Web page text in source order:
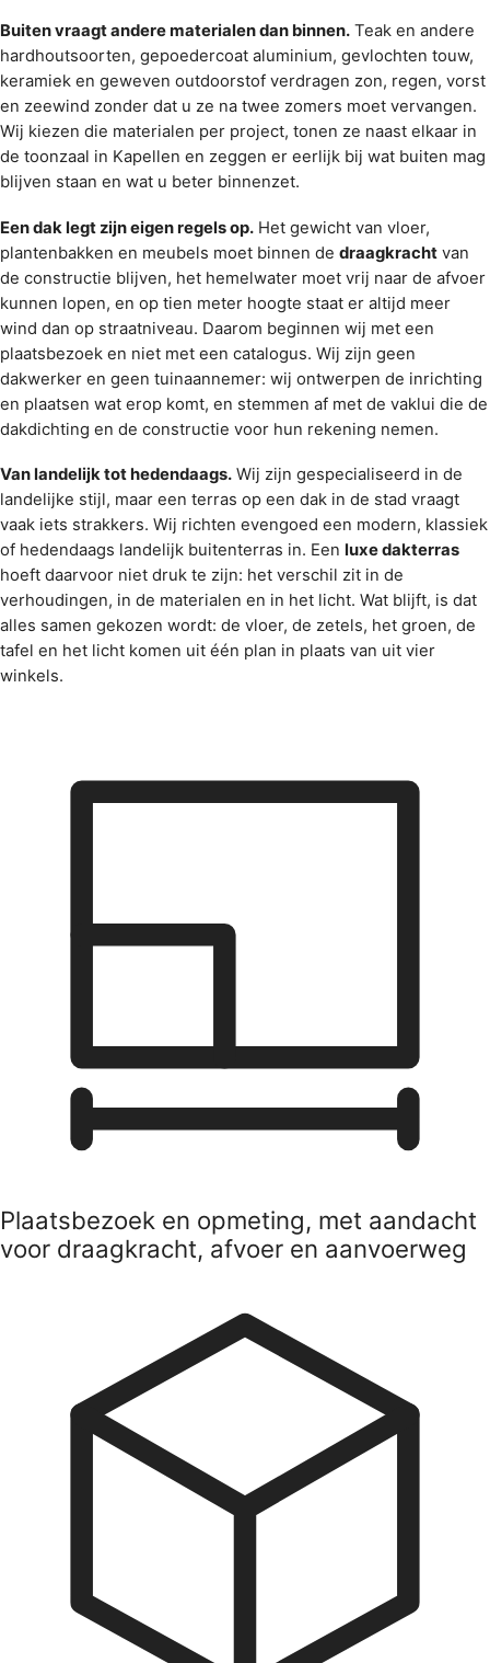
Buiten vraagt andere materialen dan binnen. Teak en andere
hardhoutsoorten, gepoedercoat aluminium, gevlochten touw,
keramiek en geweven outdoorstof verdragen zon, regen, vorst
en zeewind zonder dat u ze na twee zomers moet vervangen.
Wij kiezen die materialen per project, tonen ze naast elkaar in
de toonzaal in Kapellen en zeggen er eerlijk bij wat buiten mag
blijven staan en wat u beter binnenzet.
Een dak legt zijn eigen regels op. Het gewicht van vloer,
plantenbakken en meubels moet binnen de draagkracht van
de constructie blijven, het hemelwater moet vrij naar de afvoer
kunnen lopen, en op tien meter hoogte staat er altijd meer
wind dan op straatniveau. Daarom beginnen wij met een
plaatsbezoek en niet met een catalogus. Wij zijn geen
dakwerker en geen tuinaannemer: wij ontwerpen de inrichting
en plaatsen wat erop komt, en stemmen af met de vaklui die de
dakdichting en de constructie voor hun rekening nemen.
Van landelijk tot hedendaags. Wij zijn gespecialiseerd in de
landelijke stijl, maar een terras op een dak in de stad vraagt
vaak iets strakkers. Wij richten evengoed een modern, klassiek
of hedendaags landelijk buitenterras in. Een luxe dakterras
hoeft daarvoor niet druk te zijn: het verschil zit in de
verhoudingen, in de materialen en in het licht. Wat blijft, is dat
alles samen gekozen wordt: de vloer, de zetels, het groen, de
tafel en het licht komen uit één plan in plaats van uit vier
winkels.
Plaatsbezoek en opmeting, met aandacht
voor draagkracht, afvoer en aanvoerweg